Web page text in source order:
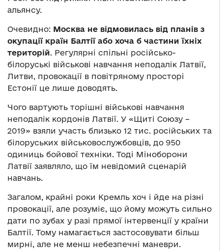
альянсу.
Очевидно: Москва не відмовилась від планів з
окупації країн Балтії або хоча б частини їхніх
територій. Регулярні спільні російсько-
білоруські військові навчання неподалік Латвії,
Литви, провокації в повітряному просторі
Естонії це лише доводять.
Чого вартують торішні військові навчання
неподалік кордонів Латвії. У «Щиті Союзу –
2019» взяли участь близько 12 тис. російських та
білоруських військовослужбовців, до 950
одиниць бойової техніки. Тоді Міноборони
Латвії заявляло, що їм невідомий сценарій
навчань.
Загалом, крайні роки Кремль хоч і йде на різні
провокації, але розуміє, що йому можуть сильно
дати по зубах у разі прямої інтервенції у країни
Балтії. Тому намагається застосовувати більш
мирні, але не менш небезпечні маневри.